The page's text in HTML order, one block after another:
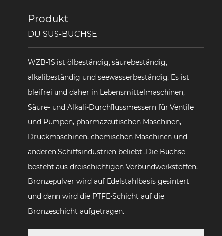
Produkt
DU SUS-BUCHSE
WZB-1S ist ölbeständig, säurebeständig,
alkalibeständig und seewasserbeständig. Es ist
bleifrei und daher in Lebensmittelmaschinen,
Säure- und Alkali-Durchflussmessern für Ventile
und Pumpen, pharmazeutischen Maschinen,
Druckmaschinen, chemischen Maschinen und
anderen Schiffsindustrien beliebt .Die Buchse
besteht aus dreischichtigen Verbundwerkstoffen,
Bronzepulver wird auf Edelstahlbasis gesintert
und dann wird die PTFE-Schicht auf die
Bronzeschicht aufgetragen.